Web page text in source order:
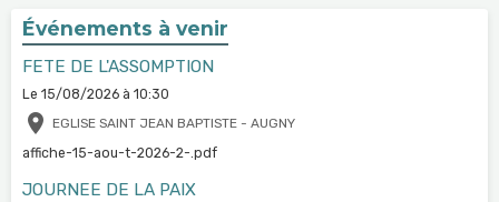
Événements à venir
FETE DE L'ASSOMPTION
Le 15/08/2026 à 10:30
EGLISE SAINT JEAN BAPTISTE - AUGNY
affiche-15-aou-t-2026-2-.pdf
JOURNEE DE LA PAIX